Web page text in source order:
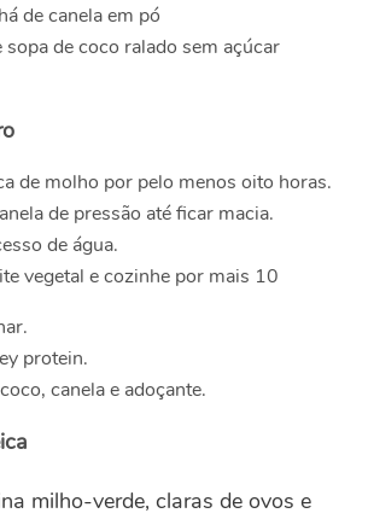
de canela em pó
sopa de coco ralado sem açúcar
de molho por pelo menos oito horas.
de pressão até ficar macia.
de água.
vegetal e cozinhe por mais 10
protein.
canela e adoçante.
milho-verde, claras de ovos e